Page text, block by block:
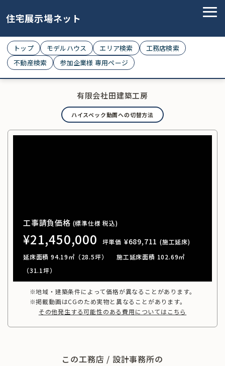
住宅展示場ネット
トップ モデルハウス エリア検索
工務店検索
不動産検索
参加企業様 専用ページ
有限会社田建築工房
ハイスペック動画への切替方法
工事請負価格 (標準仕様 税込)
¥21,450,000 坪単価 ¥689,711 (施工延床)
延床面積 94.19㎡（28.5坪）
施工延床面積 102.69㎡
（31.1坪）
※地域・建築条件によって価格が異なることがあります。
※掲載動画はCGのため実物と異なることがあります。
その他発生する可能性のある費用についてはこちら
この工務店 / 設計事務所の